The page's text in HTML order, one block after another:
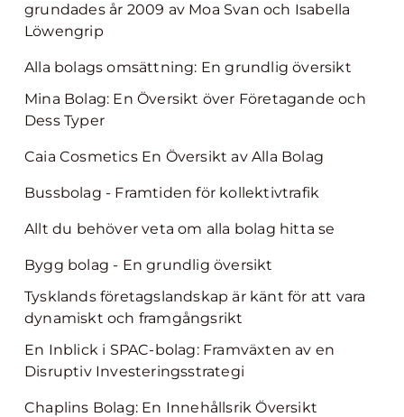
grundades år 2009 av Moa Svan och Isabella
Löwengrip
Alla bolags omsättning: En grundlig översikt
Mina Bolag: En Översikt över Företagande och
Dess Typer
Caia Cosmetics En Översikt av Alla Bolag
Bussbolag - Framtiden för kollektivtrafik
Allt du behöver veta om alla bolag hitta se
Bygg bolag - En grundlig översikt
Tysklands företagslandskap är känt för att vara
dynamiskt och framgångsrikt
En Inblick i SPAC-bolag: Framväxten av en
Disruptiv Investeringsstrategi
Chaplins Bolag: En Innehållsrik Översikt